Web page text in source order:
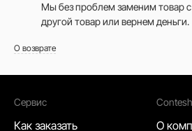
Мы без проблем заменим товар
другой товар или вернем деньги.
О возврате
Сервис
Как заказать
О